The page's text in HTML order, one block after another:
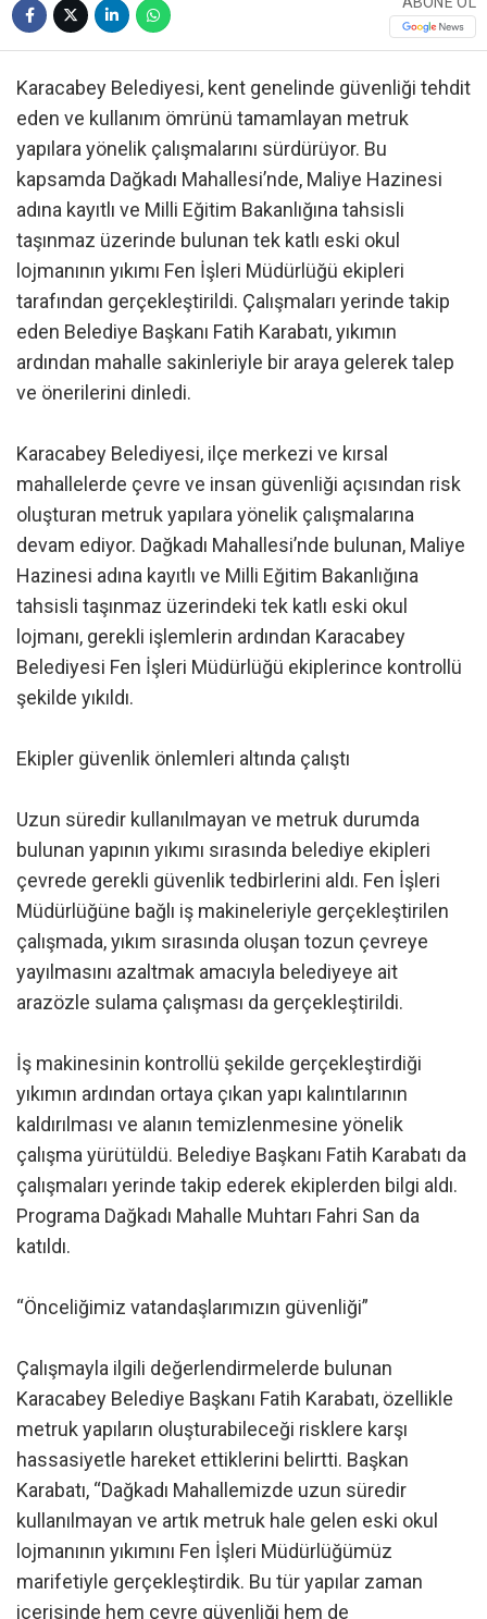
Karacabey Belediyesi, kent genelinde güvenliği tehdit
eden ve kullanım ömrünü tamamlayan metruk
yapılara yönelik çalışmalarını sürdürüyor. Bu
kapsamda Dağkadı Mahallesi’nde, Maliye Hazinesi
adına kayıtlı ve Milli Eğitim Bakanlığına tahsisli
taşınmaz üzerinde bulunan tek katlı eski okul
lojmanının yıkımı Fen İşleri Müdürlüğü ekipleri
tarafından gerçekleştirildi. Çalışmaları yerinde takip
eden Belediye Başkanı Fatih Karabatı, yıkımın
ardından mahalle sakinleriyle bir araya gelerek talep
ve önerilerini dinledi.
Karacabey Belediyesi, ilçe merkezi ve kırsal
mahallelerde çevre ve insan güvenliği açısından risk
oluşturan metruk yapılara yönelik çalışmalarına
devam ediyor. Dağkadı Mahallesi’nde bulunan, Maliye
Hazinesi adına kayıtlı ve Milli Eğitim Bakanlığına
tahsisli taşınmaz üzerindeki tek katlı eski okul
lojmanı, gerekli işlemlerin ardından Karacabey
Belediyesi Fen İşleri Müdürlüğü ekiplerince kontrollü
şekilde yıkıldı.
Ekipler güvenlik önlemleri altında çalıştı
Uzun süredir kullanılmayan ve metruk durumda
bulunan yapının yıkımı sırasında belediye ekipleri
çevrede gerekli güvenlik tedbirlerini aldı. Fen İşleri
Müdürlüğüne bağlı iş makineleriyle gerçekleştirilen
çalışmada, yıkım sırasında oluşan tozun çevreye
yayılmasını azaltmak amacıyla belediyeye ait
arazözle sulama çalışması da gerçekleştirildi.
İş makinesinin kontrollü şekilde gerçekleştirdiği
yıkımın ardından ortaya çıkan yapı kalıntılarının
kaldırılması ve alanın temizlenmesine yönelik
çalışma yürütüldü. Belediye Başkanı Fatih Karabatı da
çalışmaları yerinde takip ederek ekiplerden bilgi aldı.
Programa Dağkadı Mahalle Muhtarı Fahri San da
katıldı.
“Önceliğimiz vatandaşlarımızın güvenliği”
Çalışmayla ilgili değerlendirmelerde bulunan
Karacabey Belediye Başkanı Fatih Karabatı, özellikle
metruk yapıların oluşturabileceği risklere karşı
hassasiyetle hareket ettiklerini belirtti. Başkan
Karabatı, “Dağkadı Mahallemizde uzun süredir
kullanılmayan ve artık metruk hale gelen eski okul
lojmanının yıkımını Fen İşleri Müdürlüğümüz
marifetiyle gerçekleştirdik. Bu tür yapılar zaman
içerisinde hem çevre güvenliği hem de